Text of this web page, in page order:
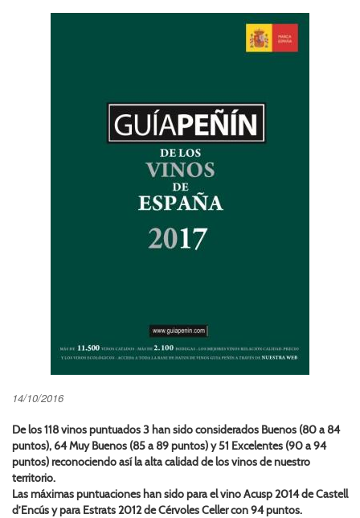
14/10/2016
De los 118 vinos puntuados 3 han sido considerados Buenos (80 a 84
puntos), 64 Muy Buenos (85 a 89 puntos) y 51 Excelentes (90 a 94
puntos) reconociendo así la alta calidad de los vinos de nuestro
territorio.
Las máximas puntuaciones han sido para el vinoAcusp 2014de Castell
d’Encús y paraEstrats 2012de Cérvoles Celler con 94 puntos.